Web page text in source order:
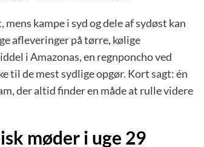
kampe i syd og dele af sydøst kan
afleveringer på tørre, kølige
i Amazonas, en regnponcho ved
til de mest sydlige opgør. Kort sagt: én
der altid finder en måde at rulle videre
møder i uge 29